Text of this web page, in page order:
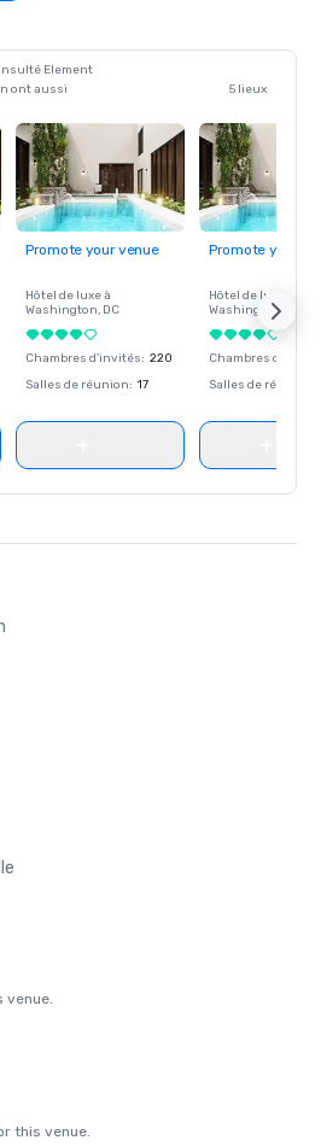
Element
ont aussi
5 lieux
Promote your venue
Hôtel de luxe à
Washington, DC
Chambres d'invités: 220
Salles de réunion: 17
Promote your
Hôtel de luxe à
Washington
Chambres
Salles de réunion
venue.
this venue.